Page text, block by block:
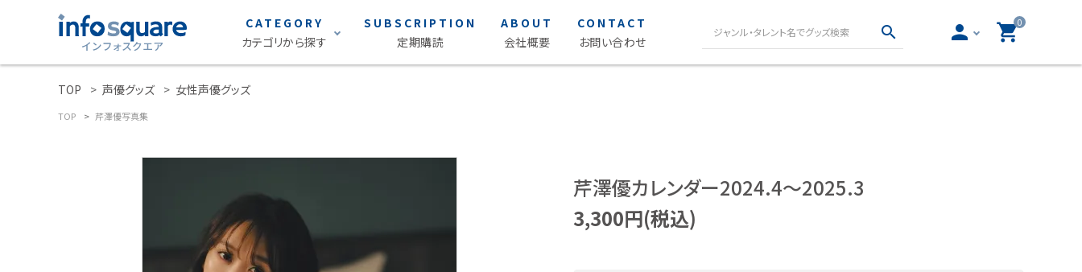
CATEGORY
カテゴリから探す
声優グランプリ
ロト・ナンバーズ
男性声優 写真集・フォトブック
声優読み物
グラビア ヒーロー文庫
SUBSCRIPTION
定期購読
ABOUT
会社概要
CONTACT
お問い合わせ
search person 0
shopping_cart
search
TOP 声優グッズ 女性声優グッズ
TOP 芹澤優写真集
芹澤優カレンダー2024.4～2025.3
3,300円(税込)